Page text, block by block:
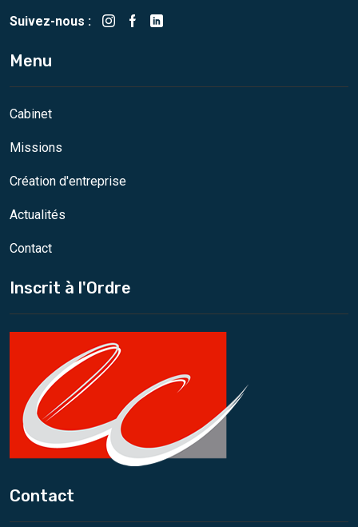
Suivez-nous :
Menu
Cabinet
Missions
Création d'entreprise
Actualités
Contact
Inscrit à l'Ordre
Contact